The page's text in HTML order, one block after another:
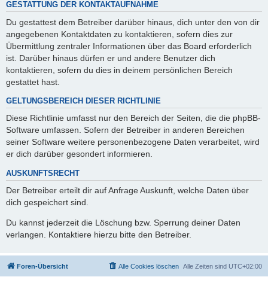
GESTATTUNG DER KONTAKTAUFNAHME
Du gestattest dem Betreiber darüber hinaus, dich unter den von dir
angegebenen Kontaktdaten zu kontaktieren, sofern dies zur
Übermittlung zentraler Informationen über das Board erforderlich
ist. Darüber hinaus dürfen er und andere Benutzer dich
kontaktieren, sofern du dies in deinem persönlichen Bereich
gestattet hast.
GELTUNGSBEREICH DIESER RICHTLINIE
Diese Richtlinie umfasst nur den Bereich der Seiten, die die phpBB-
Software umfassen. Sofern der Betreiber in anderen Bereichen
seiner Software weitere personenbezogene Daten verarbeitet, wird
er dich darüber gesondert informieren.
AUSKUNFTSRECHT
Der Betreiber erteilt dir auf Anfrage Auskunft, welche Daten über
dich gespeichert sind.
Du kannst jederzeit die Löschung bzw. Sperrung deiner Daten
verlangen. Kontaktiere hierzu bitte den Betreiber.
Foren-Übersicht Alle Zeiten sind UTC+02:00
Alle Cookies löschen